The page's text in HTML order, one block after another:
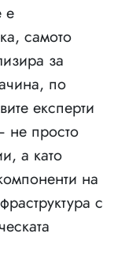
е
самото
за
по
експерти
не просто
а като
на
с